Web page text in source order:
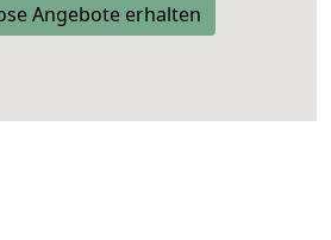
Angebote erhalten